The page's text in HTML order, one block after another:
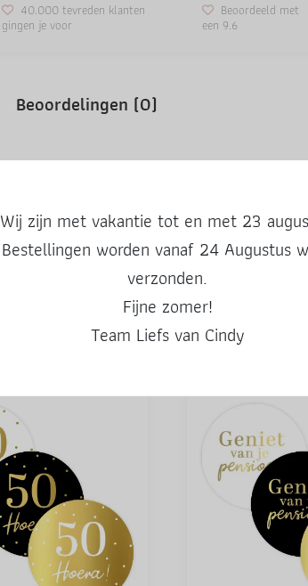
40.000 tevreden klanten
gingen je voor
Beoordeeld met
een 9.6
Beoordelingen (0)
Ook leuke producten
Wij zijn met vakantie tot en met 23
Bestellingen worden vanaf 24 Augustus
verzonden.
Fijne zomer!
Team Liefs van Cindy